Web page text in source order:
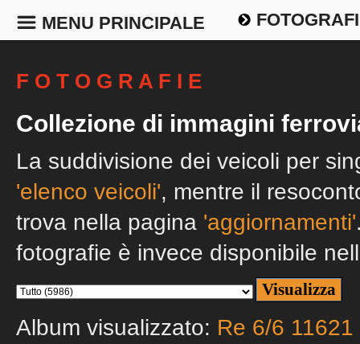
MENU PRINCIPALE
F O T O G R A F I E
Collezione di immagini
La suddivisione dei veicoli per
'elenco veicoli', mentre il
trova nella pagina 'aggiornamenti'
fotografie è invece disponibile
Album visualizzato: Re 6/6 11621